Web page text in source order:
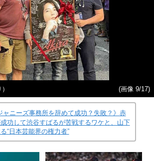
(画像 9/17)
ャニーズ事務所を辞めて成功？失敗？》赤
功して渋谷すばるが苦戦するワケと、山下
“日本芸能界の権力者”